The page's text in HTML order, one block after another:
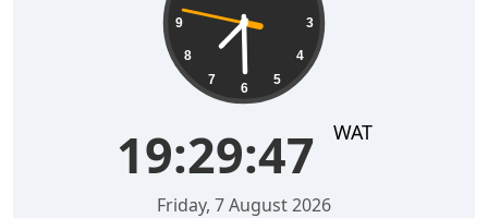
3
4
5
6
7
8
9
19:29:48 WAT
Friday, 7 August 2026